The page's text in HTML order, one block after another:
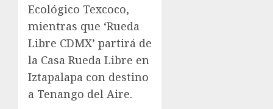
Ecológico Texcoco,
mientras que ‘Rueda
Libre CDMX’ partirá de
la Casa Rueda Libre en
Iztapalapa con destino
a Tenango del Aire.